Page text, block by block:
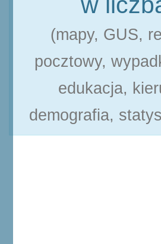
(mapy, GUS,
pocztowy,
edukacja,
demografia,